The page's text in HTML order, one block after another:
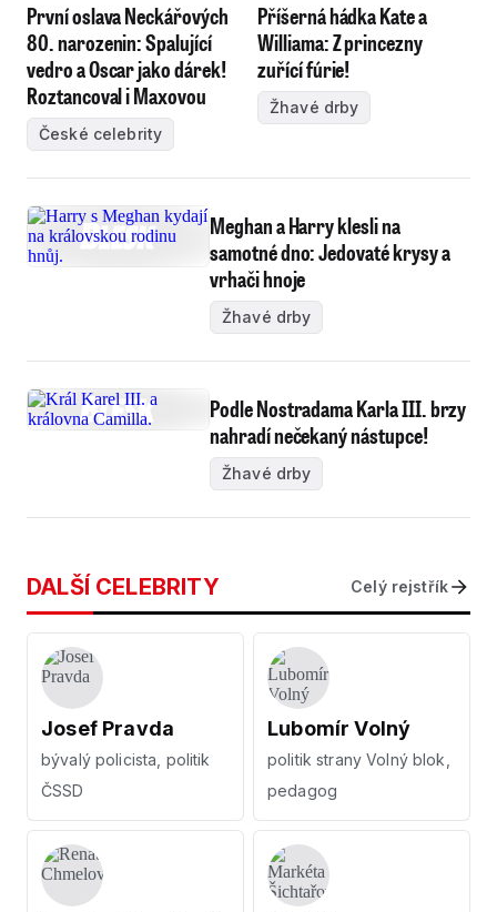
První oslava Neckářových
80. narozenin: Spalující
vedro a Oscar jako dárek!
Roztancoval i Maxovou
České celebrity
Příšerná hádka Kate a
Williama: Z princezny
zuřící fúrie!
Žhavé drby
Meghan a Harry klesli na
samotné dno: Jedovaté krysy a
vrhači hnoje
Žhavé drby
Podle Nostradama Karla III. brzy
nahradí nečekaný nástupce!
Žhavé drby
DALŠÍ CELEBRITY Celý rejstřík
Josef Pravda
bývalý policista, politik
ČSSD
Lubomír Volný
politik strany Volný blok,
pedagog